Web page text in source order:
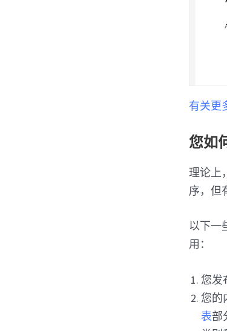
有关更
您如
理论上
序，但
以下一
用：
您发
您的
表部